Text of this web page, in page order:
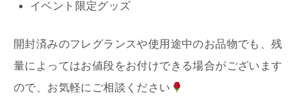
イベント限定グッズ
開封済みのフレグランスや使用途中のお品物でも、残
量によってはお値段をお付けできる場合がございます
ので、お気軽にご相談ください